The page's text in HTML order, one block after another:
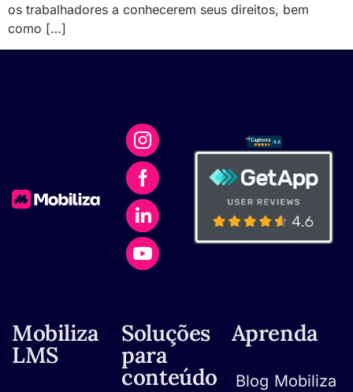
os trabalhadores a conhecerem seus direitos, bem
como […]
Mobiliza
LMS
Soluções
para
conteúdo
Aprenda
Blog Mobiliza